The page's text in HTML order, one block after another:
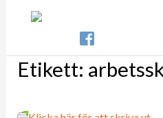

Etikett: